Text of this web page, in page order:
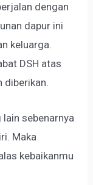
dengan
dapur ini
keluarga.
DSH atas
diberikan.
sebenarnya
Maka
kebaikanmu